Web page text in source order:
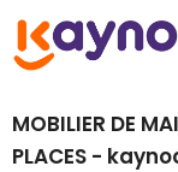
MOBILIER DE
PLACES -